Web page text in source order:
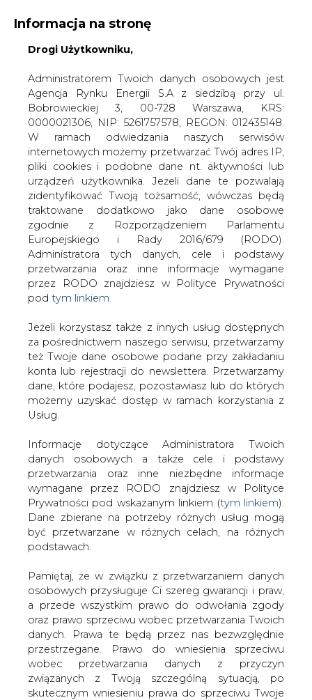
WYDAWCA PORTALU:
WYSOKI KONTRAST
WŁĄCZ CIRE.TV
Informacja na stronę
Drogi Użytkowniku,
Administratorem Twoich danych osobowych jest
Agencja Rynku Energii S.A z siedzibą przy ul.
Bobrowieckiej 3, 00-728 Warszawa, KRS:
0000021306, NIP: 5261757578, REGON: 012435148.
W ramach odwiedzania naszych serwisów
internetowych możemy przetwarzać Twój adres IP,
pliki cookies i podobne dane nt. aktywności lub
urządzeń użytkownika. Jeżeli dane te pozwalają
zidentyfikować Twoją tożsamość, wówczas będą
traktowane dodatkowo jako dane osobowe
zgodnie z Rozporządzeniem Parlamentu
Europejskiego i Rady 2016/679 (RODO).
Administratora tych danych, cele i podstawy
przetwarzania oraz inne informacje wymagane
przez RODO znajdziesz w Polityce Prywatności
pod tym linkiem.
Jeżeli korzystasz także z innych usług dostępnych
za pośrednictwem naszego serwisu, przetwarzamy
też Twoje dane osobowe podane przy zakładaniu
konta lub rejestracji do newslettera. Przetwarzamy
dane, które podajesz, pozostawiasz lub do których
możemy uzyskać dostęp w ramach korzystania z
Usług.
Informacje dotyczące Administratora Twoich
danych osobowych a także cele i podstawy
przetwarzania oraz inne niezbędne informacje
wymagane przez RODO znajdziesz w Polityce
Prywatności pod wskazanym linkiem (tym linkiem).
Dane zbierane na potrzeby różnych usług mogą
być przetwarzane w różnych celach, na różnych
podstawach.
Pamiętaj, że w związku z przetwarzaniem danych
osobowych przysługuje Ci szereg gwarancji i praw,
a przede wszystkim prawo do odwołania zgody
oraz prawo sprzeciwu wobec przetwarzania Twoich
danych. Prawa te będą przez nas bezwzględnie
przestrzegane. Prawo do wniesienia sprzeciwu
wobec przetwarzania danych z przyczyn
związanych z Twoją szczególną sytuacją, po
skutecznym wniesieniu prawa do sprzeciwu Twoje
Strona główna / RYNEK GAZU / Fiasko energetycznej
prywatyzacji w Grecji
2013-06-11 00:00
drukuj
skomentuj
Fiasko energetycznej prywatyzacji
w Grecji
Jak napisał &#8222;Dziennik Gazeta
Prawna&#8221;, w ramach greckiego
programu prywatyzacyjnego
przeznaczono do sprzedaży gazową
spółkę DEPA i operatora gazociągów
DESFA. Nie zgłosiło się jednak zbyt
wielu chętnych na te aktywa.